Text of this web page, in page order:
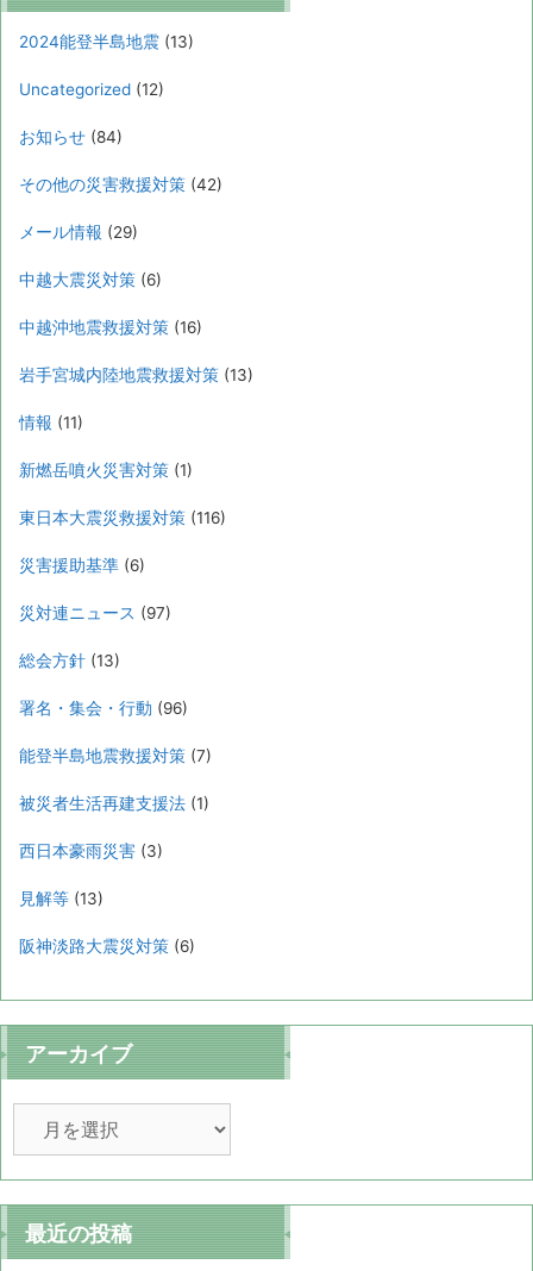
2024能登半島地震 (13)
Uncategorized (12)
お知らせ (84)
その他の災害救援対策 (42)
メール情報 (29)
中越大震災対策 (6)
中越沖地震救援対策 (16)
岩手宮城内陸地震救援対策 (13)
情報 (11)
新燃岳噴火災害対策 (1)
東日本大震災救援対策 (116)
災害援助基準 (6)
災対連ニュース (97)
総会方針 (13)
署名・集会・行動 (96)
能登半島地震救援対策 (7)
被災者生活再建支援法 (1)
西日本豪雨災害 (3)
見解等 (13)
阪神淡路大震災対策 (6)
アーカイブ
カ
イ
ブ
最近の投稿